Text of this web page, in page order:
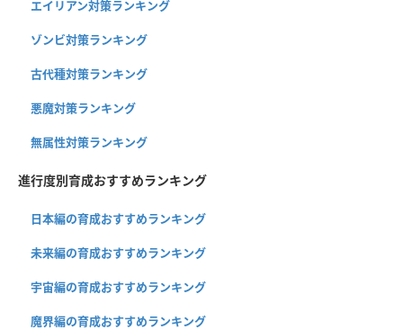
エイリアン対策ランキング
ゾンビ対策ランキング
古代種対策ランキング
悪魔対策ランキング
無属性対策ランキング
進行度別育成おすすめランキング
日本編の育成おすすめランキング
未来編の育成おすすめランキング
宇宙編の育成おすすめランキング
魔界編の育成おすすめランキング